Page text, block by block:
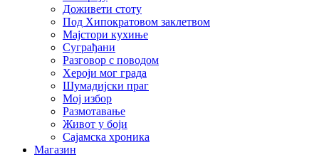
Доживети стоту
Под Хипократовом заклетвом
Мајстори кухиње
Суграђани
Разговор с поводом
Хероји мог града
Шумадијски праг
Мој избор
Размотавање
Живот у боји
Сајамска хроника
Магазин